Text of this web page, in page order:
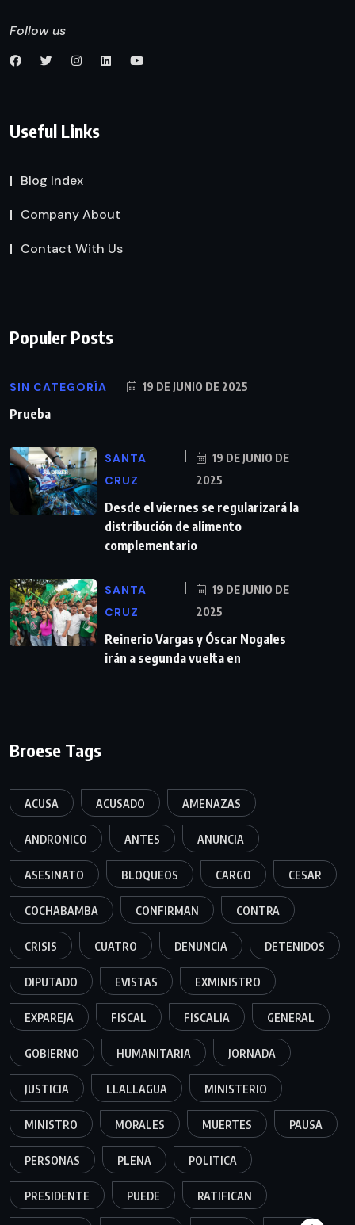
Follow us
Useful Links
Blog Index
Company About
Contact With Us
Populer Posts
SIN CATEGORÍA 19 DE JUNIO DE 2025
Prueba
SANTA
CRUZ
19 DE JUNIO DE
2025
Desde el viernes se regularizará la
distribución de alimento
complementario
SANTA
CRUZ
19 DE JUNIO DE
2025
Reinerio Vargas y Óscar Nogales
irán a segunda vuelta en
Broese Tags
ACUSA ACUSADO AMENAZAS
ANDRONICO ANTES ANUNCIA
ASESINATO BLOQUEOS CARGO CESAR
COCHABAMBA CONFIRMAN CONTRA
CRISIS CUATRO DENUNCIA DETENIDOS
DIPUTADO EVISTAS EXMINISTRO
EXPAREJA FISCAL FISCALIA GENERAL
GOBIERNO HUMANITARIA JORNADA
JUSTICIA LLALLAGUA MINISTERIO
MINISTRO MORALES MUERTES PAUSA
PERSONAS PLENA POLITICA
PRESIDENTE PUEDE RATIFICAN